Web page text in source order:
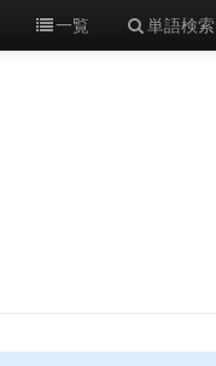
一覧 単語検索